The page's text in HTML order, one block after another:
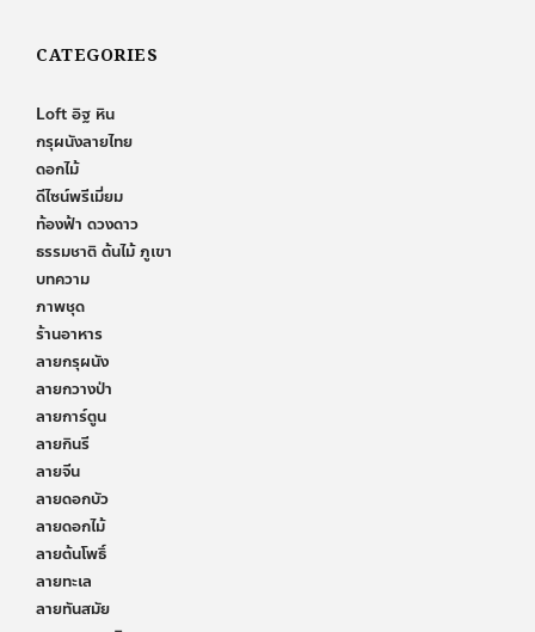
CATEGORIES
Loft อิฐ หิน
กรุผนังลายไทย
ดอกไม้
ดีไซน์พรีเมี่ยม
ท้องฟ้า ดวงดาว
ธรรมชาติ ต้นไม้ ภูเขา
บทความ
ภาพชุด
ร้านอาหาร
ลายกรุผนัง
ลายกวางป่า
ลายการ์ตูน
ลายกินรี
ลายจีน
ลายดอกบัว
ลายดอกไม้
ลายต้นโพธิ์
ลายทะเล
ลายทันสมัย